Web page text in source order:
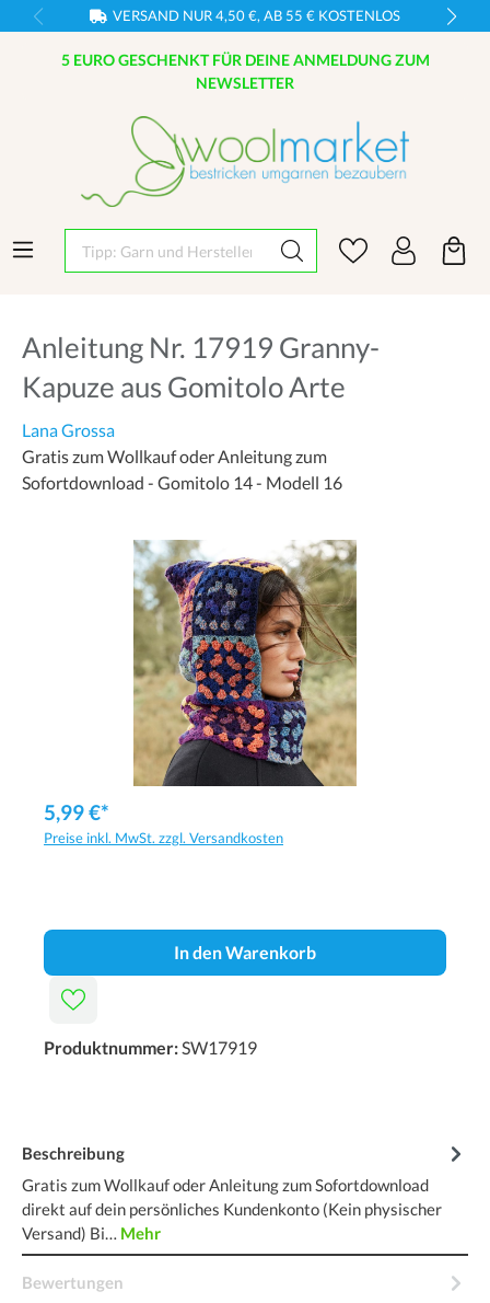
VERSAND NUR 4,50 €, AB 55 € KOSTENLOS
5 EURO GESCHENKT FÜR DEINE ANMELDUNG ZUM
NEWSLETTER
Tipp: Garn und Hersteller eingeben
Anleitung Nr. 17919 Granny-
Kapuze aus Gomitolo Arte
Lana Grossa
Gratis zum Wollkauf oder Anleitung zum
Sofortdownload - Gomitolo 14 - Modell 16
5,99 €*
Preise inkl. MwSt. zzgl. Versandkosten
In den Warenkorb
Produktnummer:SW17919
Beschreibung
Gratis zum Wollkauf oder Anleitung zum Sofortdownload
direkt auf dein persönliches Kundenkonto (Kein physischer
Versand) Bi… Mehr
Bewertungen